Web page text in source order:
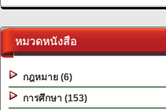
หมวดหนังสือ
กฎหมาย (6)
การศึกษา (153)